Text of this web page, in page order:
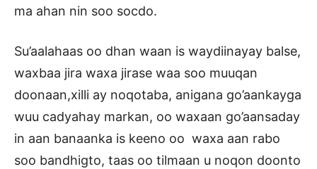
ma ahan nin soo socdo.
Su’aalahaas oo dhan waan is waydiinayay balse,
waxbaa jira waxa jirase waa soo muuqan
doonaan,xilli ay noqotaba, anigana go’aankayga
wuu cadyahay markan, oo waxaan go’aansaday
in aan banaanka is keeno oo waxa aan rabo
soo bandhigto, taas oo tilmaan u noqon doonto